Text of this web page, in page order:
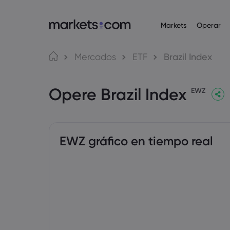
Markets
Productos
Materias primas
Bonos
Operar
Plataformas de
App
MT4
Acerca de
Oferta global
Nuestro grupo
Idioma
English (Global) English (EU)
Deutsch
German
Español
Simplified Chinese
Bahasa Indonesia
Indonesian
한국어
Korean
Mercados ETF Brazil Index
Opere Brazil Index EWZ
EWZ gráfico en tiempo real